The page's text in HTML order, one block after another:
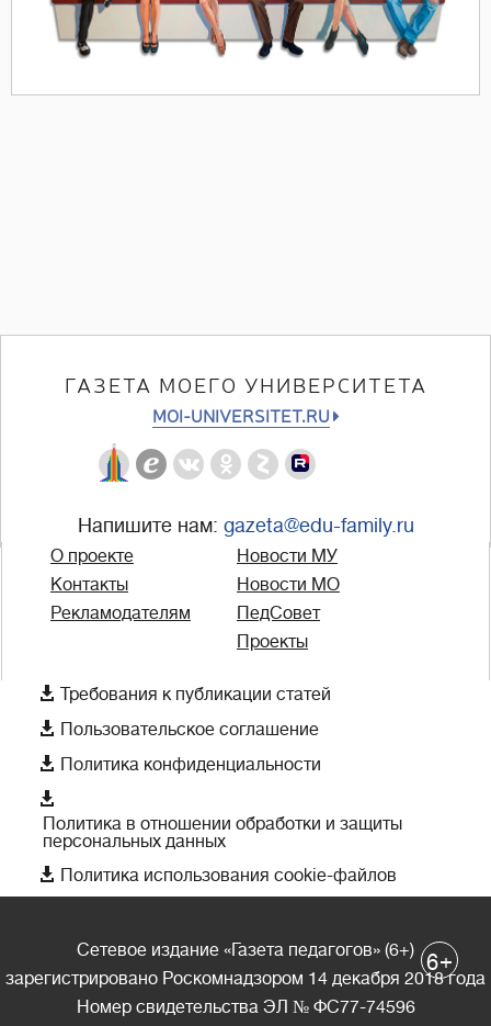
ГАЗЕТА МОЕГО УНИВЕРСИТЕТА
MOI-UNIVERSITET.RU
Напишите нам: gazeta@edu-family.ru
О проекте
Контакты
Рекламодателям
Новости МУ
Новости МО
ПедСовет
Проекты
 Требования к публикации статей
 Пользовательское соглашение
 Политика конфиденциальности

Политика в отношении обработки и защиты
персональных данных
 Политика использования cookie-файлов
Сетевое издание «Газета педагогов» (6+)
зарегистрировано Роскомнадзором 14 декабря 2018 года
Номер свидетельства ЭЛ № ФС77-74596
6+